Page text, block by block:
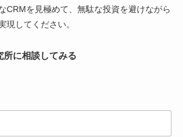
CRMを見極めて、無駄な投資を避けながら
現してください。
所に相談してみる